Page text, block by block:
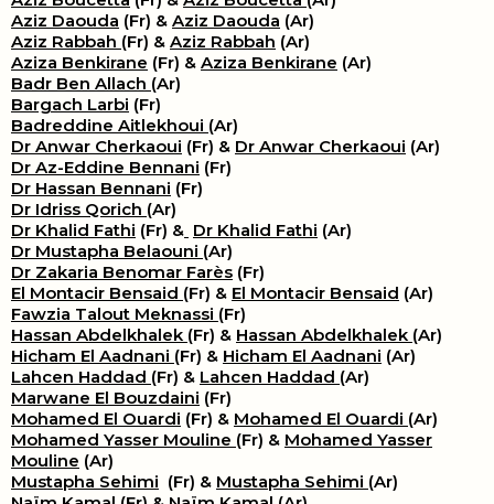
Aziz Daouda (Fr) & Aziz Daouda (Ar)
Aziz Rabbah (Fr) & Aziz Rabbah (Ar)
Aziza Benkirane (Fr) & Aziza Benkirane (Ar)
Badr Ben Allach (Ar)
Bargach Larbi (Fr)
Badreddine Aitlekhoui (Ar)
Dr Anwar Cherkaoui (Fr) & Dr Anwar Cherkaoui (Ar)
Dr Az-Eddine Bennani (Fr)
Dr Hassan Bennani (Fr)
Dr Idriss Qorich (Ar)
Dr Khalid Fathi (Fr) & Dr Khalid Fathi (Ar)
Dr Mustapha Belaouni (Ar)
Dr Zakaria Benomar Farès (Fr)
El Montacir Bensaid (Fr) & El Montacir Bensaid (Ar)
Fawzia Talout Meknassi (Fr)
Hassan Abdelkhalek (Fr) & Hassan Abdelkhalek (Ar)
Hicham El Aadnani (Fr) & Hicham El Aadnani (Ar)
Lahcen Haddad (Fr) & Lahcen Haddad (Ar)
Marwane El Bouzdaini (Fr)
Mohamed El Ouardi (Fr) & Mohamed El Ouardi (Ar)
Mohamed Yasser Mouline (Fr) & Mohamed Yasser
Mouline (Ar)
Mustapha Sehimi (Fr) & Mustapha Sehimi (Ar)